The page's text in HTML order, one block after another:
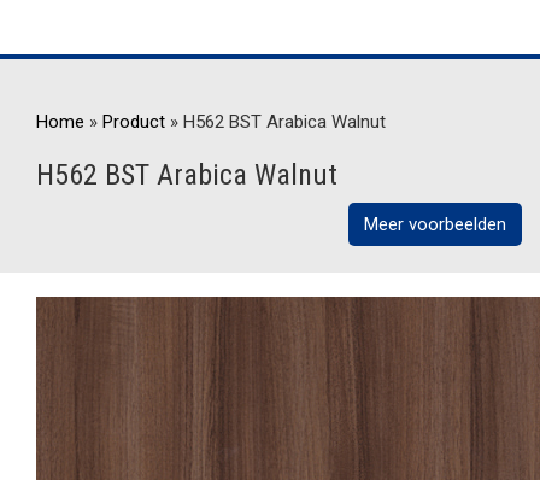
Home » Product » H562 BST Arabica Walnut
H562 BST Arabica Walnut
Meer voorbeelden